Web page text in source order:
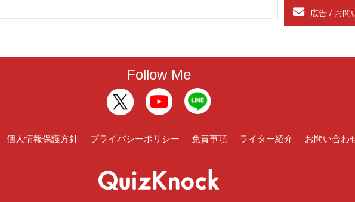
広告 / お問
Follow Me
個人情報保護方針 プライバシーポリシー 免責事項 ライター紹介 お問い合わ